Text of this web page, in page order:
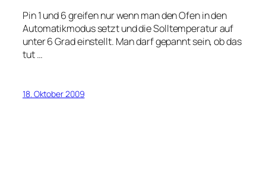
Pin 1 und 6 greifen nur wenn man den Ofen in den
Automatikmodus setzt und die Solltemperatur auf
unter 6 Grad einstellt. Man darf gepannt sein, ob das
tut …
18. Oktober 2009